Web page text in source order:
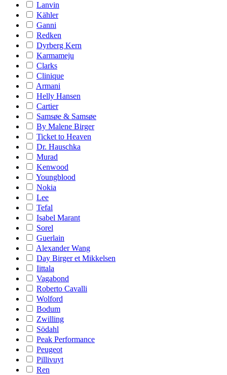
Lanvin
Kähler
Ganni
Redken
Dyrberg Kern
Karmameju
Clarks
Clinique
Armani
Helly Hansen
Cartier
Samsøe & Samsøe
By Malene Birger
Ticket to Heaven
Dr. Hauschka
Murad
Kenwood
Youngblood
Nokia
Lee
Tefal
Isabel Marant
Sorel
Guerlain
Alexander Wang
Day Birger et Mikkelsen
Iittala
Vagabond
Roberto Cavalli
Wolford
Bodum
Zwilling
Södahl
Peak Performance
Peugeot
Pillivuyt
Ren